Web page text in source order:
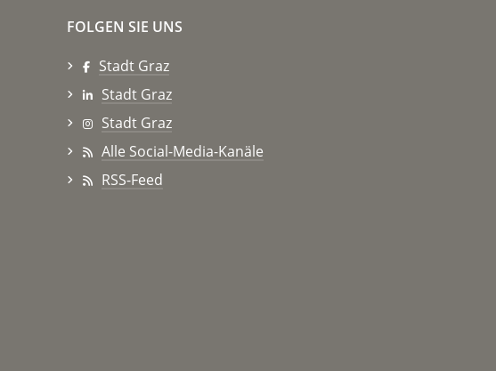
FOLGEN SIE UNS
Stadt Graz
Stadt Graz
Stadt Graz
Alle Social-Media-Kanäle
RSS-Feed